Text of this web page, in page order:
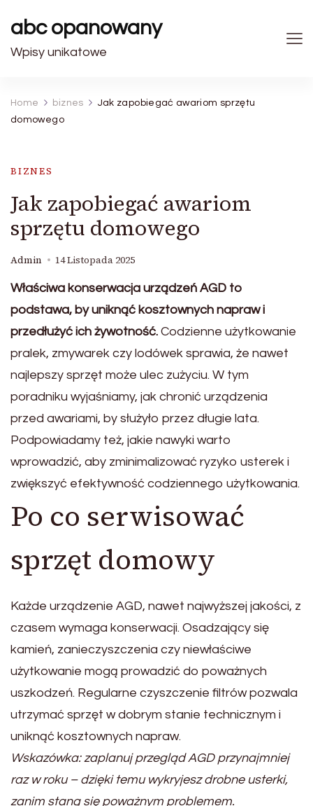
abc opanowany
Wpisy unikatowe
Home biznes
Jak zapobiegać awariom sprzętu
domowego
BIZNES
Jak zapobiegać awariom
sprzętu domowego
Admin 14 Listopada 2025
Właściwa konserwacja urządzeń AGD to
podstawa, by uniknąć kosztownych napraw i
przedłużyć ich żywotność. Codzienne użytkowanie
pralek, zmywarek czy lodówek sprawia, że nawet
najlepszy sprzęt może ulec zużyciu. W tym
poradniku wyjaśniamy, jak chronić urządzenia
przed awariami, by służyło przez długie lata.
Podpowiadamy też, jakie nawyki warto
wprowadzić, aby zminimalizować ryzyko usterek i
zwiększyć efektywność codziennego użytkowania.
Po co serwisować
sprzęt domowy
Każde urządzenie AGD, nawet najwyższej jakości, z
czasem wymaga konserwacji. Osadzający się
kamień, zanieczyszczenia czy niewłaściwe
użytkowanie mogą prowadzić do poważnych
uszkodzeń. Regularne czyszczenie filtrów pozwala
utrzymać sprzęt w dobrym stanie technicznym i
uniknąć kosztownych napraw.
Wskazówka: zaplanuj przegląd AGD przynajmniej
raz w roku – dzięki temu wykryjesz drobne usterki,
zanim staną się poważnym problemem.